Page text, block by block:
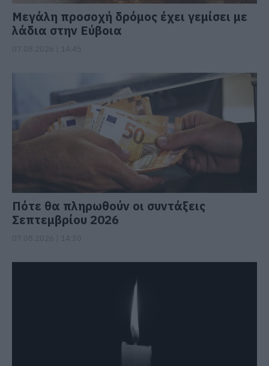
Μεγάλη προσοχή δρόμος έχει γεμίσει με
λάδια στην Εύβοια
Πότε θα πληρωθούν οι συντάξεις
Σεπτεμβρίου 2026